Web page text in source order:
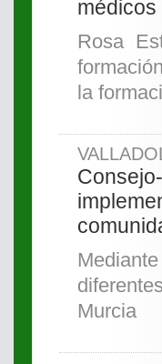
Rosa
la
Murcia